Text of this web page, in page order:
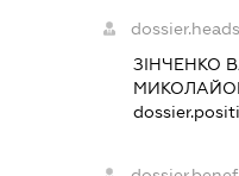
ЗІНЧЕНКО